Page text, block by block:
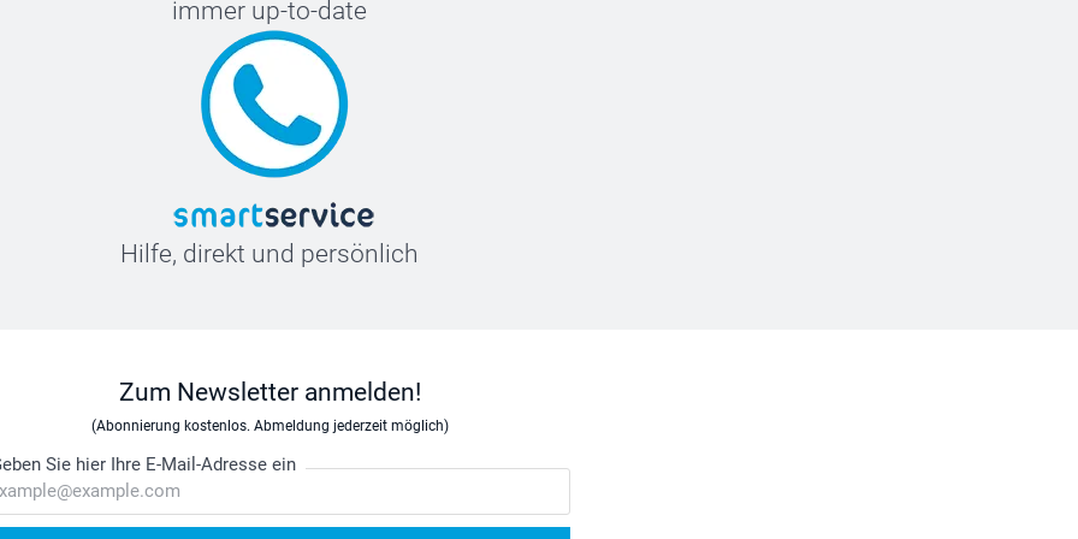
immer up-to-date
Hilfe, direkt und persönlich
Zum Newsletter anmelden!
(Abonnierung kostenlos. Abmeldung jederzeit möglich)
Sie hier Ihre E-Mail-Adresse ein